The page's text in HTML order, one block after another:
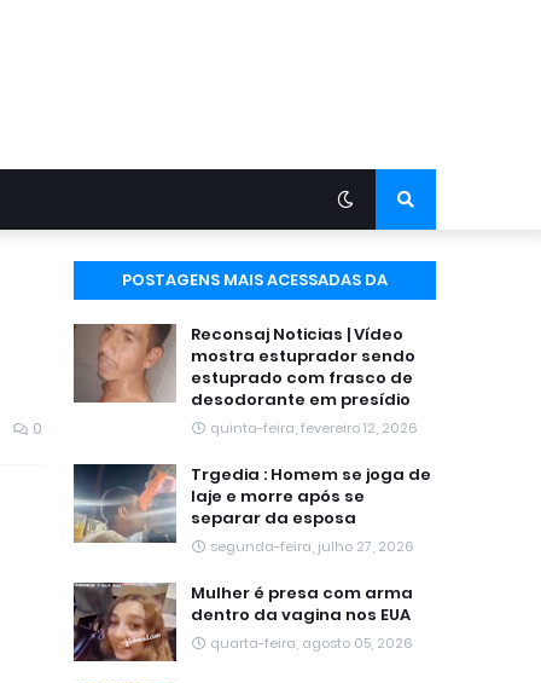
0
POSTAGENS MAIS ACESSADAS DA
Reconsaj Noticias | Vídeo
mostra estuprador sendo
estuprado com frasco de
desodorante em presídio
quinta-feira, fevereiro 12, 2026
Trgedia : Homem se joga de
laje e morre após se
separar da esposa
segunda-feira, julho 27, 2026
Mulher é presa com arma
dentro da vagina nos EUA
quarta-feira, agosto 05, 2026